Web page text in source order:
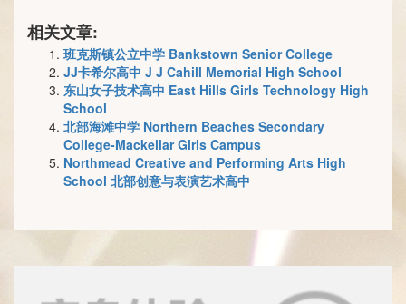
相关文章:
班克斯镇公立中学 Bankstown Senior College
JJ卡希尔高中 J J Cahill Memorial High School
东山女子技术高中 East Hills Girls Technology High
School
北部海滩中学 Northern Beaches Secondary
College-Mackellar Girls Campus
Northmead Creative and Performing Arts High
School 北部创意与表演艺术高中